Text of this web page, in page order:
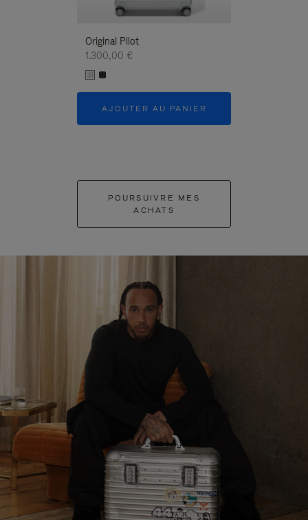
Original Pilot
1.300,00 €
AJOUTER AU PANIER
POURSUIVRE MES
ACHATS